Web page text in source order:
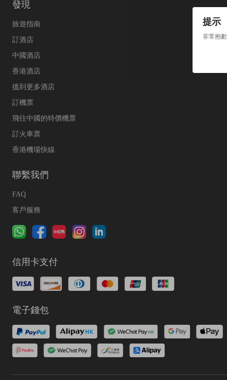
提示
非常抱
發現
旅遊指南
訂酒店
中國酒店
香港酒店
搵到更多酒店
訂機票
飛往中國的特價機票
訂火車票
香港機場快線
聯繫我們
FAQ
客戶服務
信用卡支付
電子錢包